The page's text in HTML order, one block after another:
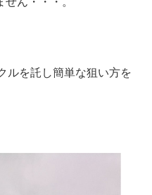
ルを託し簡単な狙い方を